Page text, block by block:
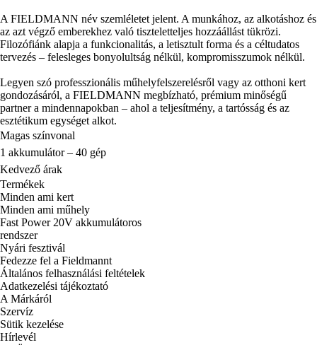
A FIELDMANN név szemléletet jelent. A munkához, az alkotáshoz és
az azt végző emberekhez való tiszteletteljes hozzáállást tükrözi.
Filozófiánk alapja a funkcionalitás, a letisztult forma és a céltudatos
tervezés – felesleges bonyolultság nélkül, kompromisszumok nélkül.
Legyen szó professzionális műhelyfelszerelésről vagy az otthoni kert
gondozásáról, a FIELDMANN megbízható, prémium minőségű
partner a mindennapokban – ahol a teljesítmény, a tartósság és az
esztétikum egységet alkot.
Magas színvonal
1 akkumulátor – 40 gép
Kedvező árak
Termékek
Minden ami kert
Minden ami műhely
Fast Power 20V akkumulátoros
rendszer
Nyári fesztivál
Fedezze fel a Fieldmannt
Általános felhasználási feltételek
Adatkezelési tájékoztató
A Márkáról
Szervíz
Sütik kezelése
Hírlevél